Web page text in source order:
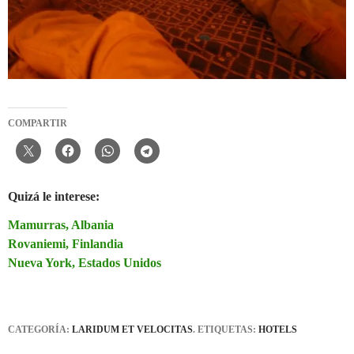
COMPARTIR
Quizá le interese:
Mamurras, Albania
Rovaniemi, Finlandia
Nueva York, Estados Unidos
CATEGORÍA: LARIDUM ET VELOCITAS. ETIQUETAS: HOTELS